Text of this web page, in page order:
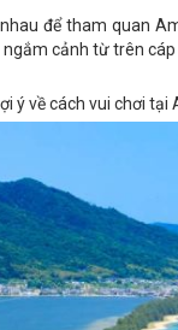
để tham quan
cảnh từ trên
ý về cách vui chơi